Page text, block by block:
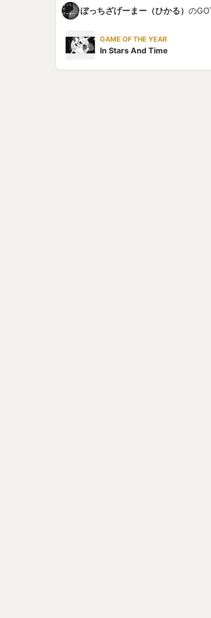
ぼっちざげーまー（ひかる） の
GAME OF THE YEAR
In Stars And Time